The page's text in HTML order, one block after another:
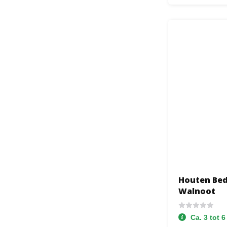
Houten
Walnoot
Ca. 3 tot